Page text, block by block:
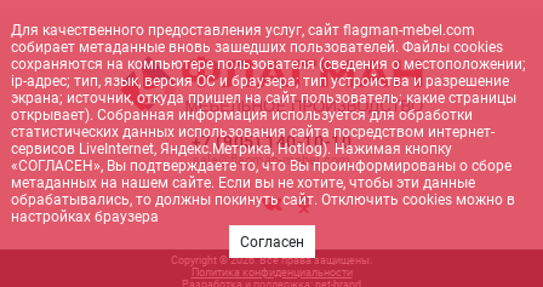
+7 (905) 140-10-10
sale@flagman-mebel.com
Copyright © 2026. Все права защищены.
Политика конфиденциальности
Разработка и поддержка: net- brand
Для качественного предоставления услуг, сайт flagman-mebel.com
собирает метаданные вновь зашедших пользователей. Файлы cookies
сохраняются на компьютере пользователя (сведения о местоположении;
ip-адрес; тип, язык, версия ОС и браузера; тип устройства и разрешение
экрана; источник, откуда пришел на сайт пользователь; какие страницы
открывает). Собранная информация используется для обработки
статистических данных использования сайта посредством интернет-
сервисов LiveInternet, Яндекс.Метрика, Hotlog). Нажимая кнопку
«СОГЛАСЕН», Вы подтверждаете то, что Вы проинформированы о сборе
метаданных на нашем сайте. Если вы не хотите, чтобы эти данные
обрабатывались, то должны покинуть сайт. Отключить cookies можно в
настройках браузера
Согласен